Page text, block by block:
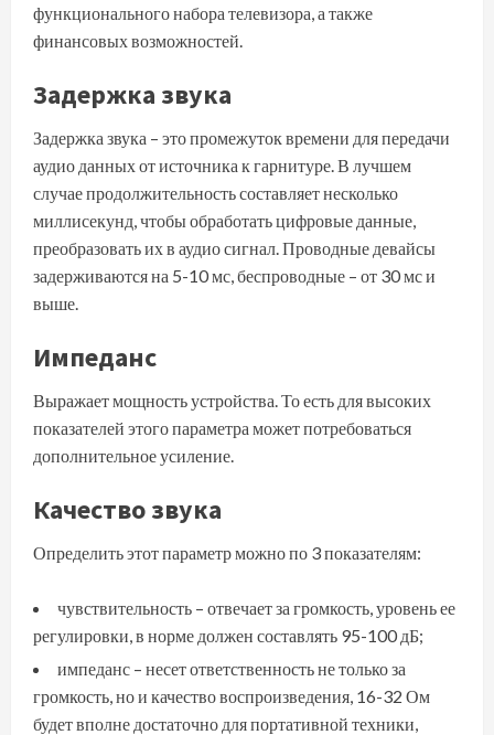
функционального набора телевизора, а также
финансовых возможностей.
Задержка звука
Задержка звука – это промежуток времени для передачи
аудио данных от источника к гарнитуре. В лучшем
случае продолжительность составляет несколько
миллисекунд, чтобы обработать цифровые данные,
преобразовать их в аудио сигнал. Проводные девайсы
задерживаются на 5-10 мс, беспроводные – от 30 мс и
выше.
Импеданс
Выражает мощность устройства. То есть для высоких
показателей этого параметра может потребоваться
дополнительное усиление.
Качество звука
Определить этот параметр можно по 3 показателям:
чувствительность – отвечает за громкость, уровень ее
регулировки, в норме должен составлять 95-100 дБ;
импеданс – несет ответственность не только за
громкость, но и качество воспроизведения, 16-32 Ом
будет вполне достаточно для портативной техники,